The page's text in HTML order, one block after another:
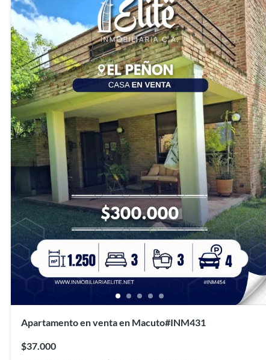
Apartamento en venta en Macuto#INM431
$37.000